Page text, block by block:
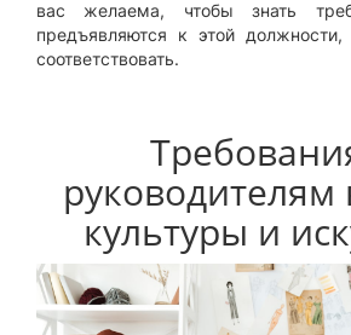
вас желаема, чтобы знать
предъявляются к этой
соответствовать.
руководителям
культуры и